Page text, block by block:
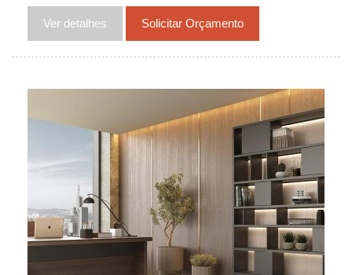
Ver detalhes Solicitar Orçamento